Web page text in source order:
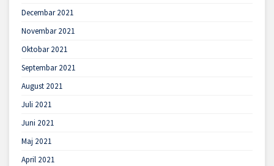
Decembar 2021
Novembar 2021
Oktobar 2021
Septembar 2021
August 2021
Juli 2021
Juni 2021
Maj 2021
April 2021